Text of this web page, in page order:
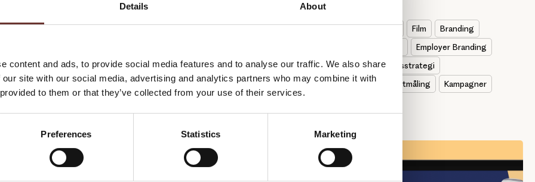
Details About
content and ads, to provide social media features and to analyse our traffic. We also share
site with our social media, advertising and analytics partners who may combine it with
to them or that they’ve collected from your use of their services.
Preferences Statistics Marketing
Film
Branding
Employer Branding
Kommunikationsstrategi
Analyse & effektmåling
Kampagner